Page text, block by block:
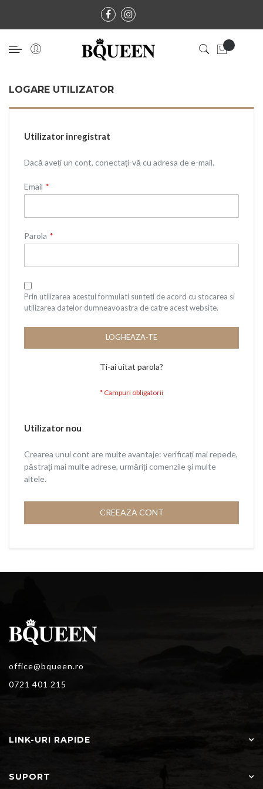
LOGARE UTILIZATOR
Utilizator inregistrat
Dacă aveți un cont, conectați-vă cu adresa de e-mail.
Email
Parola
Prin utilizarea acestui formulati sunteti de acord cu stocarea si
utilizarea datelor dumneavoastra de catre acest website.
LOGHEAZA-TE
Ti-ai uitat parola?
Utilizator nou
Crearea unui cont are multe avantaje: verificați mai repede,
păstrați mai multe adrese, urmăriți comenzile și multe
altele.
CREEAZA CONT
office@bqueen.ro
0721 401 215
LINK-URI RAPIDE
SUPORT